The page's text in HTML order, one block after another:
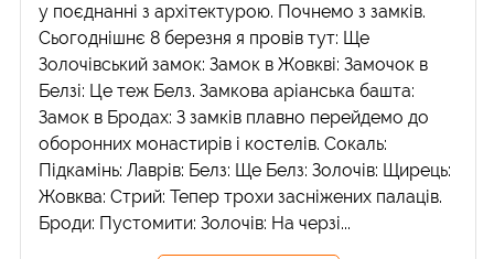
у поєднанні з архітектурою. Почнемо з замків.
Сьогоднішнє 8 березня я провів тут: Ще
Золочівський замок: Замок в Жовкві: Замочок в
Белзі: Це теж Белз. Замкова аріанська башта:
Замок в Бродах: З замків плавно перейдемо до
оборонних монастирів і костелів. Сокаль:
Підкамінь: Лаврів: Белз: Ще Белз: Золочів: Щирець:
Жовква: Стрий: Тепер трохи засніжених палаців.
Броди: Пустомити: Золочів: На черзі...